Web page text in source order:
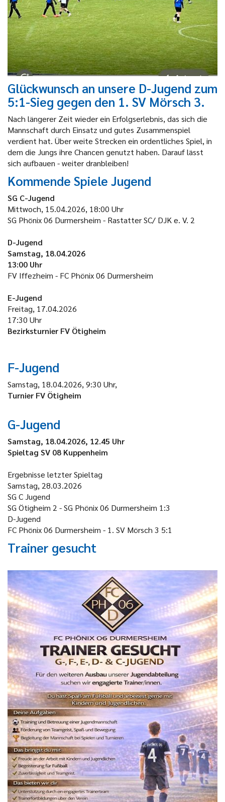
Glückwunsch an unsere D-Jugend zum
5:1-Sieg gegen den 1. SV Mörsch 3.
Nach längerer Zeit wieder ein Erfolgserlebnis, das sich die
Mannschaft durch Einsatz und gutes Zusammenspiel
verdient hat. Über weite Strecken ein ordentliches Spiel, in
dem die Jungs ihre Chancen genutzt haben. Darauf lässt
sich aufbauen - weiter dranbleiben!
Kommende Spiele Jugend
SG C-Jugend
Mittwoch, 15.04.2026, 18:00 Uhr
SG Phönix 06 Durmersheim - Rastatter SC/ DJK e. V. 2
D-Jugend
Samstag, 18.04.2026
13:00 Uhr
FV Iffezheim - FC Phönix 06 Durmersheim
E-Jugend
Freitag, 17.04.2026
17:30 Uhr
Bezirksturnier FV Ötigheim
F-Jugend
Samstag, 18.04.2026, 9:30 Uhr,
Turnier FV Ötigheim
G-Jugend
Samstag, 18.04.2026, 12.45 Uhr
Spieltag SV 08 Kuppenheim
Ergebnisse letzter Spieltag
Samstag, 28.03.2026
SG C Jugend
SG Ötigheim 2 - SG Phönix 06 Durmersheim 1:3
D-Jugend
FC Phönix 06 Durmersheim - 1. SV Mörsch 3 5:1
Trainer gesucht